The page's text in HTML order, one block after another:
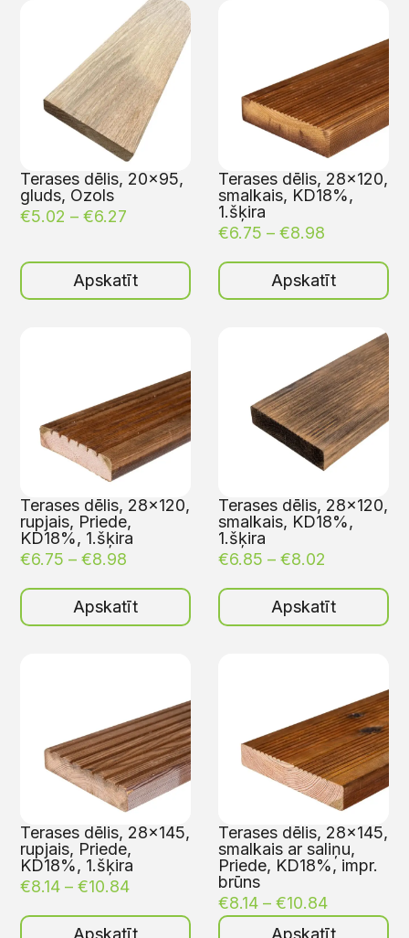
Terases dēlis, 20×95,
gluds, Ozols
€5.02 – €6.27
Apskatīt
Terases dēlis, 28×120,
smalkais, KD18%,
1.šķira
€6.75 – €8.98
Apskatīt
Terases dēlis, 28×120,
rupjais, Priede,
KD18%, 1.šķira
€6.75 – €8.98
Apskatīt
Terases dēlis, 28×120,
smalkais, KD18%,
1.šķira
€6.85 – €8.02
Apskatīt
Terases dēlis, 28×145,
rupjais, Priede,
KD18%, 1.šķira
€8.14 – €10.84
Apskatīt
Terases dēlis, 28×145,
smalkais ar saliņu,
Priede, KD18%, impr.
brūns
€8.14 – €10.84
Apskatīt